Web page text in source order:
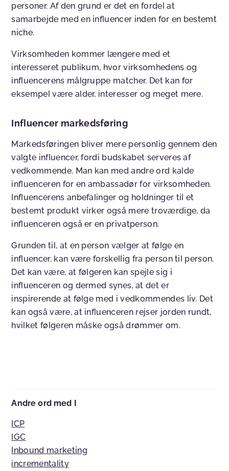
personer. Af den grund er det en fordel at
samarbejde med en influencer inden for en bestemt
niche.
Virksomheden kommer længere med et
interesseret publikum, hvor virksomhedens og
influencerens målgruppe matcher. Det kan for
eksempel være alder, interesser og meget mere.
Influencer markedsføring
Markedsføringen bliver mere personlig gennem den
valgte influencer, fordi budskabet serveres af
vedkommende. Man kan med andre ord kalde
influenceren for en ambassadør for virksomheden.
Influencerens anbefalinger og holdninger til et
bestemt produkt virker også mere troværdige, da
influenceren også er en privatperson.
Grunden til, at en person vælger at følge en
influencer, kan være forskellig fra person til person.
Det kan være, at følgeren kan spejle sig i
influenceren og dermed synes, at det er
inspirerende at følge med i vedkommendes liv. Det
kan også være, at influenceren rejser jorden rundt,
hvilket følgeren måske også drømmer om.
Andre ord med I
ICP
IGC
Inbound marketing
incrementality